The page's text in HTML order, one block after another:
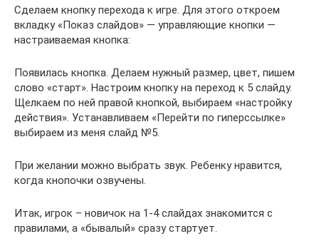
Сделаем кнопку перехода к игре. Для этого откроем
вкладку «Показ слайдов» — управляющие кнопки —
настраиваемая кнопка:
Появилась кнопка. Делаем нужный размер, цвет, пишем
слово «старт». Настроим кнопку на переход к 5 слайду.
Щелкаем по ней правой кнопкой, выбираем «настройку
действия». Устанавливаем «Перейти по гиперссылке»
выбираем из меня слайд №5.
При желании можно выбрать звук. Ребенку нравится,
когда кнопочки озвучены.
Итак, игрок – новичок на 1-4 слайдах знакомится с
правилами, а «бывалый» сразу стартует.